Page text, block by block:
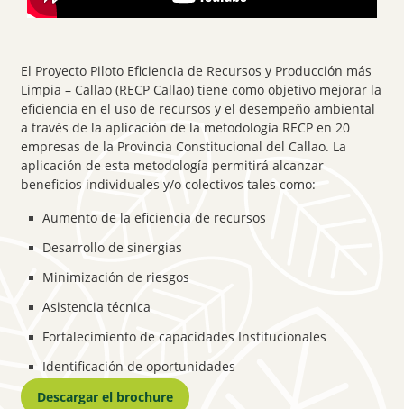
El Proyecto Piloto Eficiencia de Recursos y Producción más
Limpia – Callao (RECP Callao) tiene como objetivo mejorar la
eficiencia en el uso de recursos y el desempeño ambiental
a través de la aplicación de la metodología RECP en 20
empresas de la Provincia Constitucional del Callao. La
aplicación de esta metodología permitirá alcanzar
beneficios individuales y/o colectivos tales como:
Aumento de la eficiencia de recursos
Desarrollo de sinergias
Minimización de riesgos
Asistencia técnica
Fortalecimiento de capacidades Institucionales
Identificación de oportunidades
Descargar el brochure